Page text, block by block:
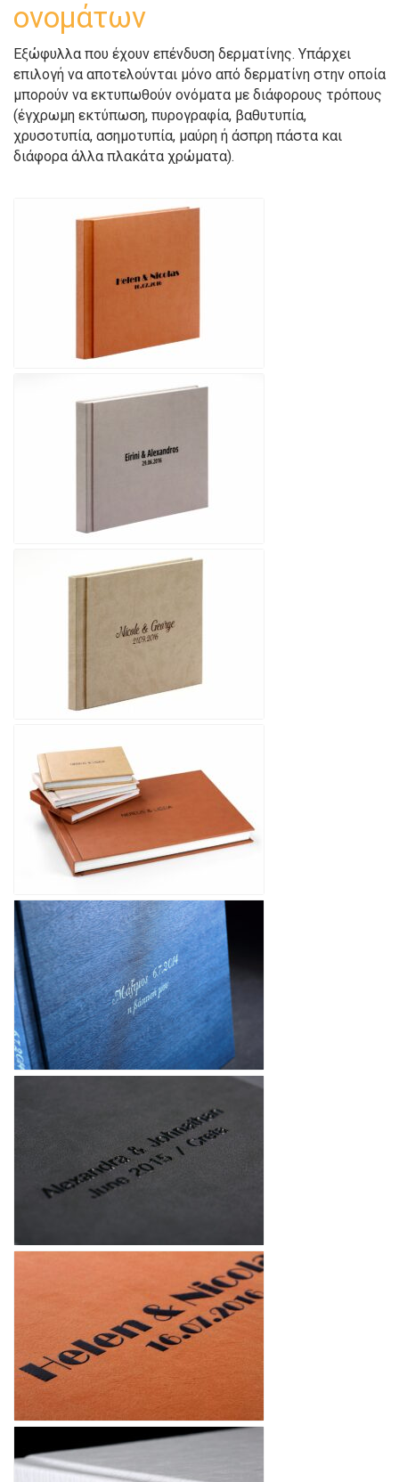
ονομάτων
Εξώφυλλα που έχουν επένδυση δερματίνης. Υπάρχει
επιλογή να αποτελούνται μόνο από δερματίνη στην οποία
μπορούν να εκτυπωθούν ονόματα με διάφορους τρόπους
(έγχρωμη εκτύπωση, πυρογραφία, βαθυτυπία,
χρυσοτυπία, ασημοτυπία, μαύρη ή άσπρη πάστα και
διάφορα άλλα πλακάτα χρώματα).